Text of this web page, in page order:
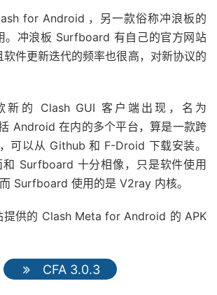
for Android ，另一款俗称冲浪板的
。冲浪板 Surfboard 有自己的官方网站
件更新迭代的频率也很高，对新协议的
新的 Clash GUI 客户端出现，名为
Android 在内的多个平台，算是一款跨
可以从 Github 和 F-Droid 下载安装。
和 Surfboard 十分相像，只是软件使用
Surfboard 使用的是 V2ray 内核。
提供的 Clash Meta for Android 的 APK
CFA 3.0.3